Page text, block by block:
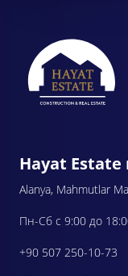
Hayat
Alanya, Mahmutlar
Пн-Сб с 9:00 до
+90 507 250-10-73